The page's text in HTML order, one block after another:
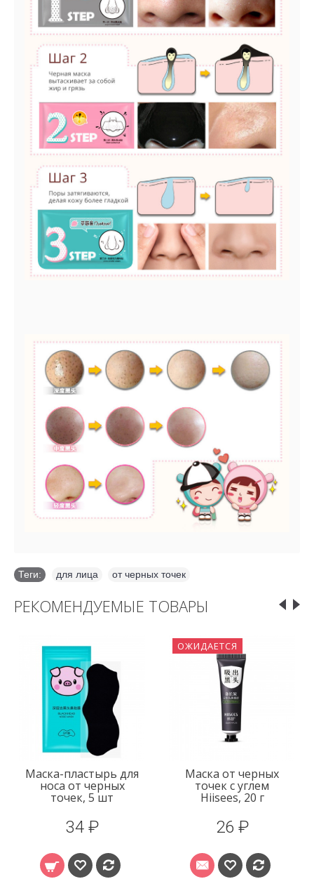
Теги: для лица от черных точек
РЕКОМЕНДУЕМЫЕ ТОВАРЫ
Маска-пластырь для
носа от черных
точек, 5 шт
34 ₽
ОЖИДАЕТСЯ
Маска от черных
точек с углем
Hiisees, 20 г
26 ₽